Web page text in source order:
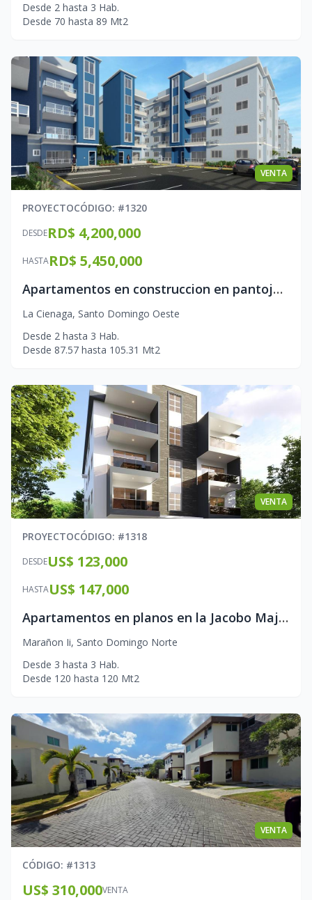
Desde 2 hasta 3 Hab.
Desde 70 hasta 89 Mt2
VENTA
PROYECTOCÓDIGO: #1320
DESDERD$ 4,200,000
HASTARD$ 5,450,000
Apartamentos en construccion en pantoja Santo Domingo Oeste
La Cienaga, Santo Domingo Oeste
Desde 2 hasta 3 Hab.
Desde 87.57 hasta 105.31 Mt2
VENTA
PROYECTOCÓDIGO: #1318
DESDEUS$ 123,000
HASTAUS$ 147,000
Apartamentos en planos en la Jacobo Majluta
Marañon Ii, Santo Domingo Norte
Desde 3 hasta 3 Hab.
Desde 120 hasta 120 Mt2
VENTA
CÓDIGO: #1313
VENTA
US$ 310,000